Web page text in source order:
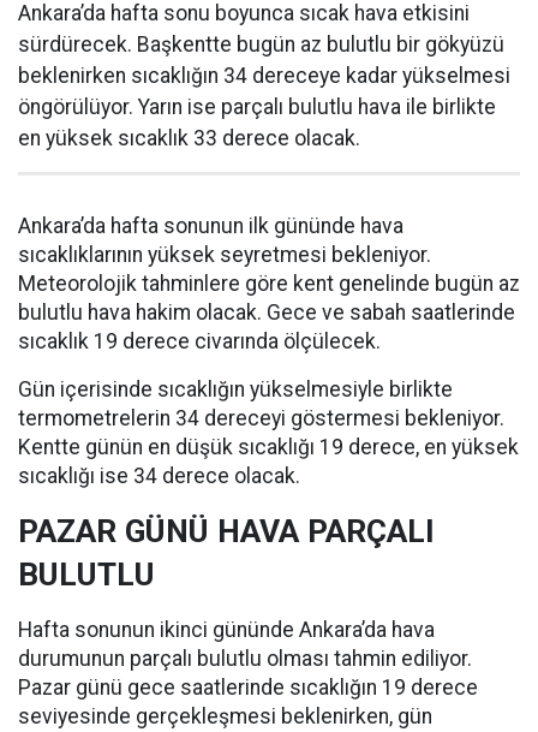
Ankara’da hafta sonu boyunca sıcak hava etkisini
sürdürecek. Başkentte bugün az bulutlu bir gökyüzü
beklenirken sıcaklığın 34 dereceye kadar yükselmesi
öngörülüyor. Yarın ise parçalı bulutlu hava ile birlikte
en yüksek sıcaklık 33 derece olacak.
Ankara’da hafta sonunun ilk gününde hava
sıcaklıklarının yüksek seyretmesi bekleniyor.
Meteorolojik tahminlere göre kent genelinde bugün az
bulutlu hava hakim olacak. Gece ve sabah saatlerinde
sıcaklık 19 derece civarında ölçülecek.
Gün içerisinde sıcaklığın yükselmesiyle birlikte
termometrelerin 34 dereceyi göstermesi bekleniyor.
Kentte günün en düşük sıcaklığı 19 derece, en yüksek
sıcaklığı ise 34 derece olacak.
PAZAR GÜNÜ HAVA PARÇALI
BULUTLU
Hafta sonunun ikinci gününde Ankara’da hava
durumunun parçalı bulutlu olması tahmin ediliyor.
Pazar günü gece saatlerinde sıcaklığın 19 derece
seviyesinde gerçekleşmesi beklenirken, gün